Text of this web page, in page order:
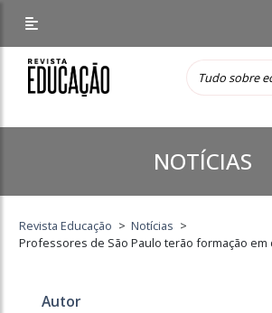
NOTÍCIAS
Revista Educação > Notícias >
Professores de São Paulo terão formação
Autor